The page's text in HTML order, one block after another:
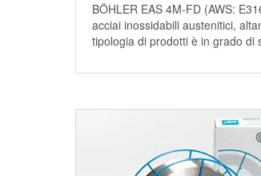
BÖHLER EAS 4M-FD (AWS:
acciai inossidabili austenitici,
tipologia di prodotti è in grado di